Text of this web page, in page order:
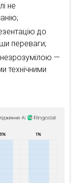
не
до
переваги;
незрозумілою —
технічними